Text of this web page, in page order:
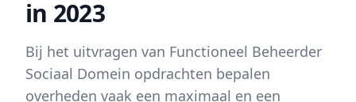
in 2023
Bij het uitvragen van Functioneel Beheerder
Sociaal Domein opdrachten bepalen
overheden vaak een maximaal en een